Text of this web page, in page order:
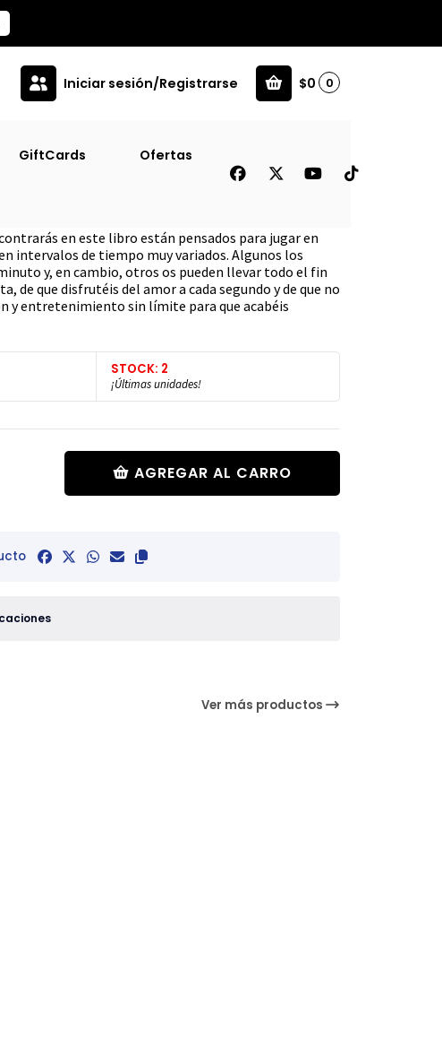
Iniciar sesión/Registrarse $0 0
GiftCards Ofertas
Mucho Amor
en este libro están pensados para jugar en
intervalos de tiempo muy variados. Algunos los
y, en cambio, otros os pueden llevar todo el fin
de que disfrutéis del amor a cada segundo y de que no
y entretenimiento sin límite para que acabéis
STOCK: 2
¡Últimas unidades!
AGREGAR AL CARRO
Ver más productos